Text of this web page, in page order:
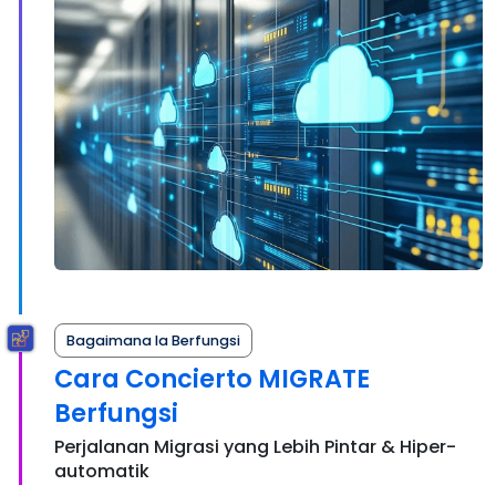
Bagaimana Ia Berfungsi
Cara Concierto MIGRATE
Berfungsi
Perjalanan Migrasi yang Lebih Pintar & Hiper-
automatik